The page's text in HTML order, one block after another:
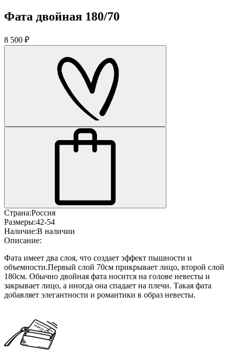
Фата двойная 180/70
8 500 ₽
Страна:Россия
Размеры:42-54
Наличие:В наличии
Описание:
Фата имеет два слоя, что создает эффект пышности и
объемности.Первый слой 70см прикрывает лицо, второй слой
180см. Обычно двойная фата носится на голове невесты и
закрывает лицо, а иногда она спадает на плечи. Такая фата
добавляет элегантности и романтики в образ невесты.